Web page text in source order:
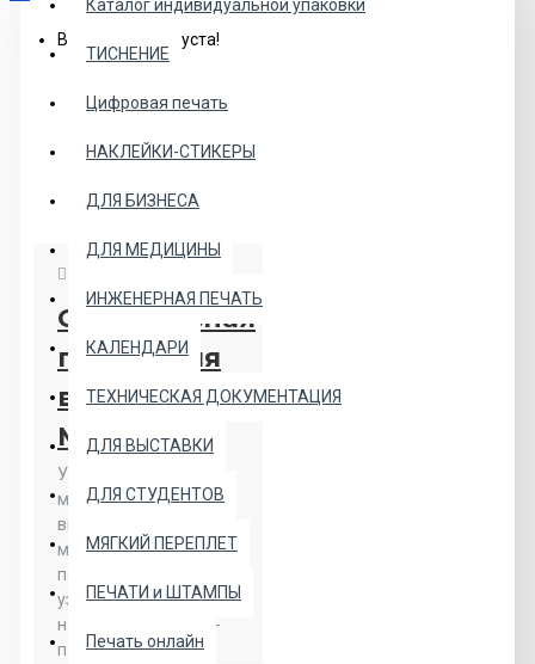
Каталог индивидуальной упаковки
ТИСНЕНИЕ
Цифровая печать
НАКЛЕЙКИ-СТИКЕРЫ
ДЛЯ БИЗНЕСА
ДЛЯ МЕДИЦИНЫ
ИНЖЕНЕРНАЯ ПЕЧАТЬ
КАЛЕНДАРИ
ТЕХНИЧЕСКАЯ ДОКУМЕНТАЦИЯ
ДЛЯ ВЫСТАВКИ
ДЛЯ СТУДЕНТОВ
МЯГКИЙ ПЕРЕПЛЕТ
ПЕЧАТИ и ШТАМПЫ
Печать онлайн
Ваша корзина пуста!
Оперативная
печать для
выставки в
Москве
Участие компаний в
масштабных
выставочных
мероприятиях
помогает повысить
узнаваемость бренда,
найти новых бизнес-
партнеров, рынки